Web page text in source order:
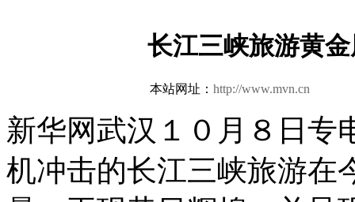
长江三峡旅游黄
本站网址： http://www.mvn.cn
新华网武汉１０月８日专
机冲击的长江三峡旅游在